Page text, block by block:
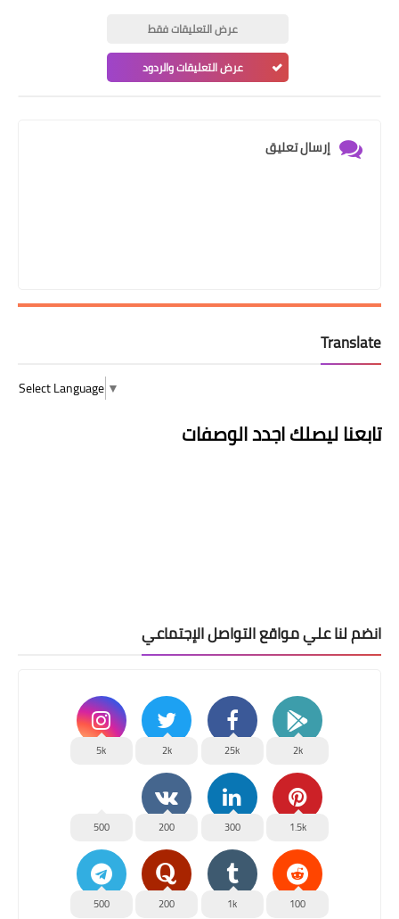
عرض التعليقات فقط
عرض التعليقات والردود
إرسال تعليق
Translate
Select Language ▼
تابعنا ليصلك اجدد الوصفات
انضم لنا علي مواقع التواصل الإجتماعي
2k
25k
2k
5k
1.5k
300
200
500
100
1k
200
500